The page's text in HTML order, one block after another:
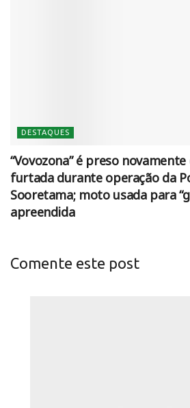
DESTAQUES
“Vovozona” é preso
furtada durante operação da
Sooretama; moto usada para
apreendida
Comente este post